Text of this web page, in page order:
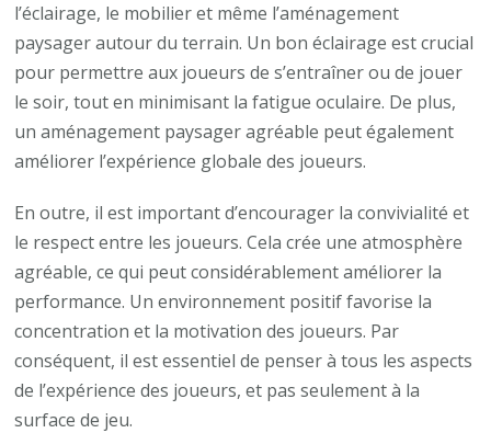
l’éclairage, le mobilier et même l’aménagement
paysager autour du terrain. Un bon éclairage est crucial
pour permettre aux joueurs de s’entraîner ou de jouer
le soir, tout en minimisant la fatigue oculaire. De plus,
un aménagement paysager agréable peut également
améliorer l’expérience globale des joueurs.
En outre, il est important d’encourager la convivialité et
le respect entre les joueurs. Cela crée une atmosphère
agréable, ce qui peut considérablement améliorer la
performance. Un environnement positif favorise la
concentration et la motivation des joueurs. Par
conséquent, il est essentiel de penser à tous les aspects
de l’expérience des joueurs, et pas seulement à la
surface de jeu.